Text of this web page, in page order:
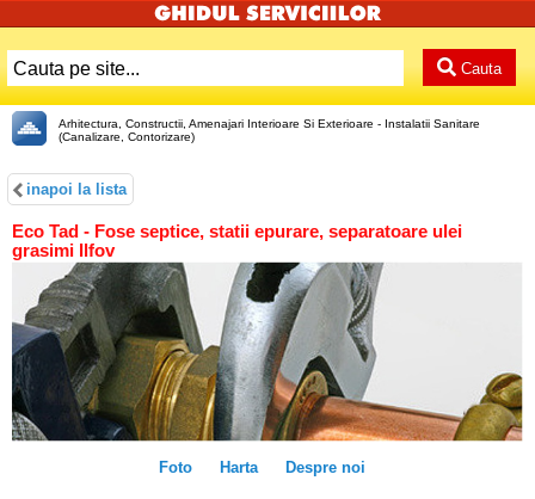
Cauta
Arhitectura, Constructii, Amenajari Interioare Si Exterioare - Instalatii Sanitare
(Canalizare, Contorizare)
inapoi la lista
Eco Tad - Fose septice, statii epurare, separatoare ulei
grasimi Ilfov
Foto Harta Despre noi